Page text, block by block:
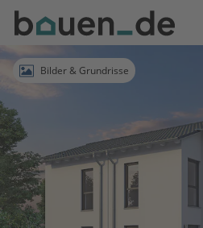
Bauen
Logo
Anmelden
Bilder & Grundrisse